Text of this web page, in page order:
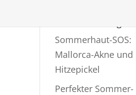
Sommerhaut-SOS:
Mallorca-Akne und
Hitzepickel
Perfekter Sommer-